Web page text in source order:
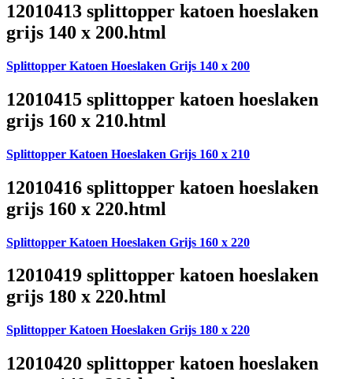
12010413 splittopper katoen hoeslaken
grijs 140 x 200.html
Splittopper Katoen Hoeslaken Grijs 140 x 200
12010415 splittopper katoen hoeslaken
grijs 160 x 210.html
Splittopper Katoen Hoeslaken Grijs 160 x 210
12010416 splittopper katoen hoeslaken
grijs 160 x 220.html
Splittopper Katoen Hoeslaken Grijs 160 x 220
12010419 splittopper katoen hoeslaken
grijs 180 x 220.html
Splittopper Katoen Hoeslaken Grijs 180 x 220
12010420 splittopper katoen hoeslaken